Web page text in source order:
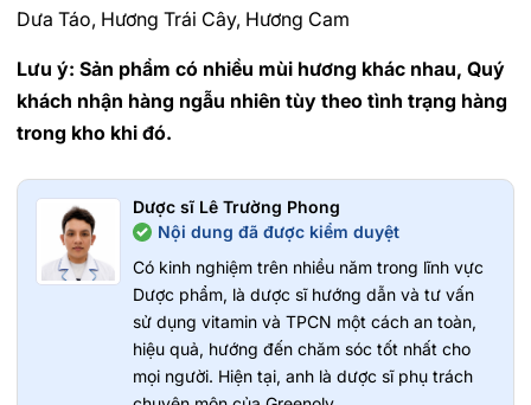
Dưa Táo, Hương Trái Cây, Hương Cam
Lưu ý: Sản phẩm có nhiều mùi hương khác nhau, Quý
khách nhận hàng ngẫu nhiên tùy theo tình trạng hàng
trong kho khi đó.
Dược sĩ Lê Trường Phong
Nội dung đã được kiểm duyệt
Có kinh nghiệm trên nhiều năm trong lĩnh vực
Dược phẩm, là dược sĩ hướng dẫn và tư vấn
sử dụng vitamin và TPCN một cách an toàn,
hiệu quả, hướng đến chăm sóc tốt nhất cho
mọi người. Hiện tại, anh là dược sĩ phụ trách